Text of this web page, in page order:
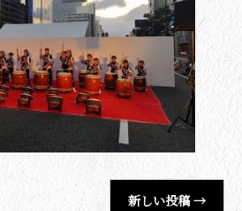
新しい投稿→